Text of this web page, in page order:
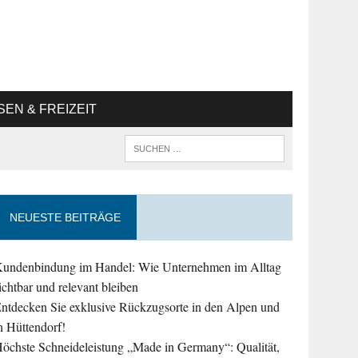
& FREIZEIT
NEUESTE BEITRÄGE
im Handel: Wie Unternehmen im Alltag
und relevant bleiben
Sie exklusive Rückzugsorte in den Alpen und
Hüttendorf!
Schneideleistung „Made in Germany“: Qualität,